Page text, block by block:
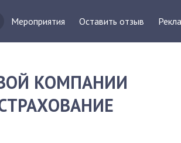
Мероприятия Оставить отзыв
КОМПАНИИ